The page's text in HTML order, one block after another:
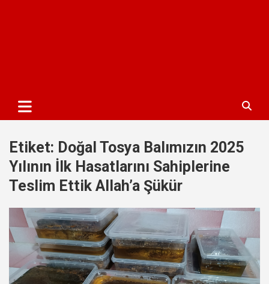
Etiket: Doğal Tosya Balımızın 2025
Yılının İlk Hasatlarını Sahiplerine
Teslim Ettik Allah’a Şükür